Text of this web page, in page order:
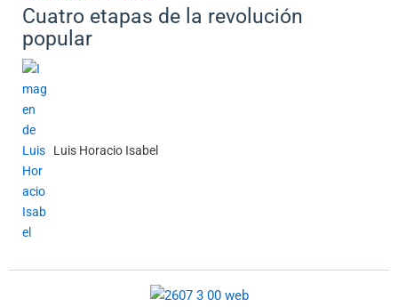
Cuatro etapas de la revolución
popular
Luis Horacio Isabel